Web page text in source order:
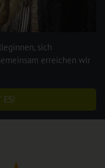
sich
erreichen wir
ES!